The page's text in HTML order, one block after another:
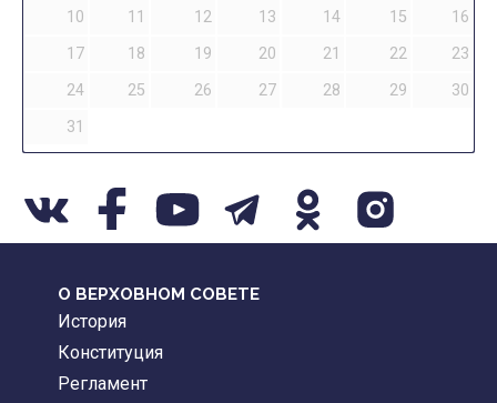
10
11 12 13 14 15
16
17
18 19 20 21 22
23
24
25 26 27 28 29
30
31
О ВЕРХОВНОМ СОВЕТЕ
История
Конституция
Регламент